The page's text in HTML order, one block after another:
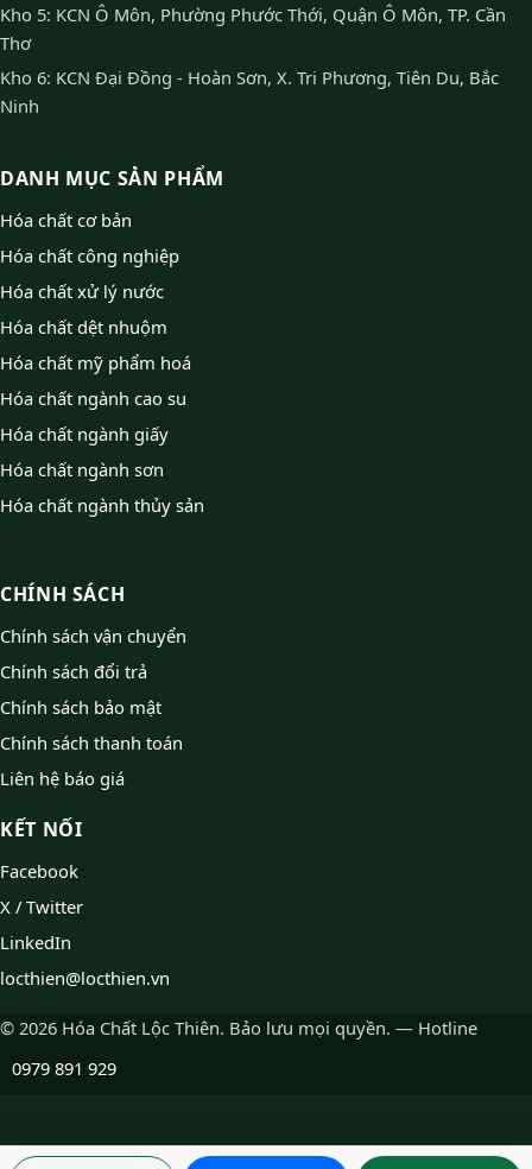
Kho 5: KCN Ô Môn, Phường Phước Thới, Quận Ô Môn, TP. Cần
Thơ
Kho 6: KCN Đại Đồng - Hoàn Sơn, X. Tri Phương, Tiên Du, Bắc
Ninh
DANH MỤC SẢN PHẨM
Hóa chất cơ bản
Hóa chất công nghiệp
Hóa chất xử lý nước
Hóa chất dệt nhuộm
Hóa chất mỹ phẩm hoá
Hóa chất ngành cao su
Hóa chất ngành giấy
Hóa chất ngành sơn
Hóa chất ngành thủy sản
CHÍNH SÁCH
Chính sách vận chuyển
Chính sách đổi trả
Chính sách bảo mật
Chính sách thanh toán
Liên hệ báo giá
KẾT NỐI
Facebook
X / Twitter
LinkedIn
locthien@locthien.vn
© 2026 Hóa Chất Lộc Thiên. Bảo lưu mọi quyền. — Hotline
0979 891 929